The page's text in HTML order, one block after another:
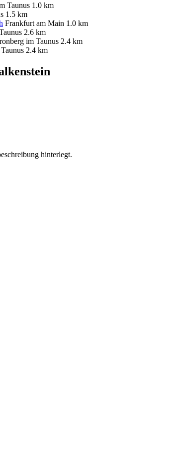
Taunus 1.0 km
1.5 km
Frankfurt am Main 1.0 km
2.6 km
im Taunus 2.4 km
2.4 km
hinterlegt.